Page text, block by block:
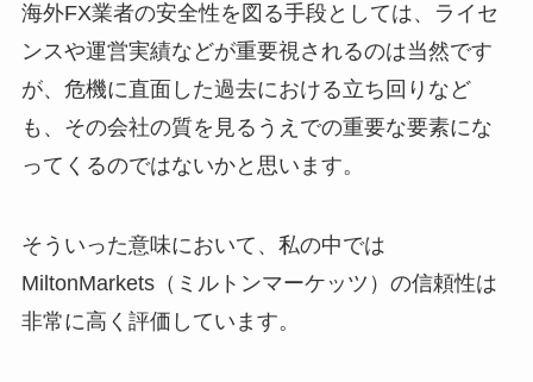
海外FX業者の安全性を図る手段としては、ライセ
ンスや運営実績などが重要視されるのは当然です
が、危機に直面した過去における立ち回りなど
も、その会社の質を見るうえでの重要な要素にな
ってくるのではないかと思います。
そういった意味において、私の中では
MiltonMarkets（ミルトンマーケッツ）の信頼性は
非常に高く評価しています。